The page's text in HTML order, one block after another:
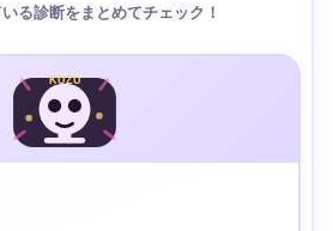
る診断をまとめてチェック！
KUZU